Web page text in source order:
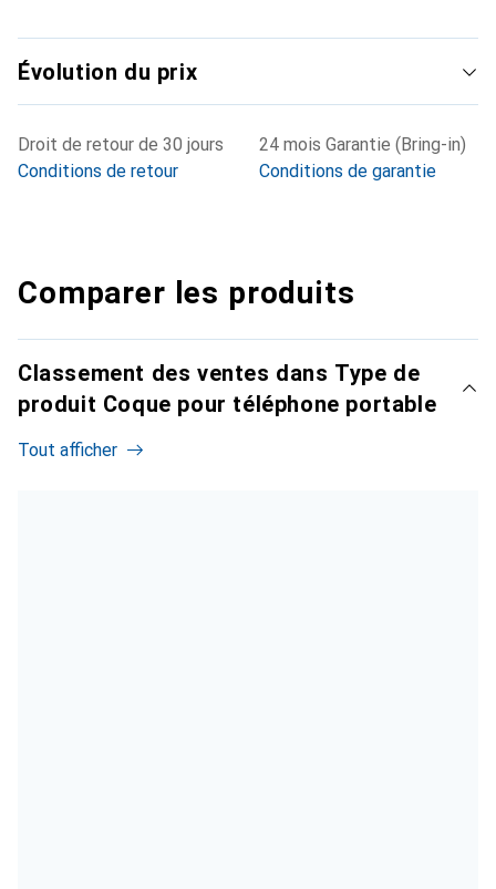
Évolution du prix
Droit de retour de 30 jours
Conditions de retour
24 mois Garantie (Bring-in)
Conditions de garantie
Comparer les produits
Classement des ventes dans Type de
produit Coque pour téléphone portable
Tout afficher